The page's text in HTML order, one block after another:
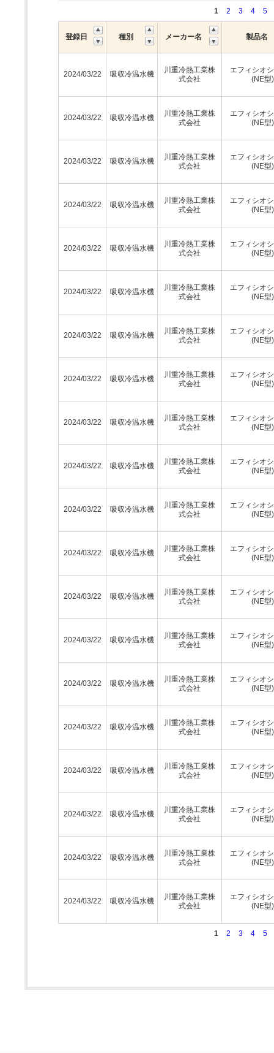
1
2 3 4 5
登録日 種別 メーカー名 製品名
2024/03/22 吸収冷温水機
川重冷熱工業株
式会社
エフィシオ
(NE型)
2024/03/22 吸収冷温水機
川重冷熱工業株
式会社
エフィシオ
(NE型)
2024/03/22 吸収冷温水機
川重冷熱工業株
式会社
エフィシオ
(NE型)
2024/03/22 吸収冷温水機
川重冷熱工業株
式会社
エフィシオ
(NE型)
2024/03/22 吸収冷温水機
川重冷熱工業株
式会社
エフィシオ
(NE型)
2024/03/22 吸収冷温水機
川重冷熱工業株
式会社
エフィシオ
(NE型)
2024/03/22 吸収冷温水機
川重冷熱工業株
式会社
エフィシオ
(NE型)
2024/03/22 吸収冷温水機
川重冷熱工業株
式会社
エフィシオ
(NE型)
2024/03/22 吸収冷温水機
川重冷熱工業株
式会社
エフィシオ
(NE型)
2024/03/22 吸収冷温水機
川重冷熱工業株
式会社
エフィシオ
(NE型)
2024/03/22 吸収冷温水機
川重冷熱工業株
式会社
エフィシオ
(NE型)
2024/03/22 吸収冷温水機
川重冷熱工業株
式会社
エフィシオ
(NE型)
2024/03/22 吸収冷温水機
川重冷熱工業株
式会社
エフィシオ
(NE型)
2024/03/22 吸収冷温水機
川重冷熱工業株
式会社
エフィシオ
(NE型)
2024/03/22 吸収冷温水機
川重冷熱工業株
式会社
エフィシオ
(NE型)
2024/03/22 吸収冷温水機
川重冷熱工業株
式会社
エフィシオ
(NE型)
2024/03/22 吸収冷温水機
川重冷熱工業株
式会社
エフィシオ
(NE型)
2024/03/22 吸収冷温水機
川重冷熱工業株
式会社
エフィシオ
(NE型)
2024/03/22 吸収冷温水機
川重冷熱工業株
式会社
エフィシオ
(NE型)
2024/03/22 吸収冷温水機
川重冷熱工業株
式会社
エフィシオ
(NE型)
1 2 3 4 5